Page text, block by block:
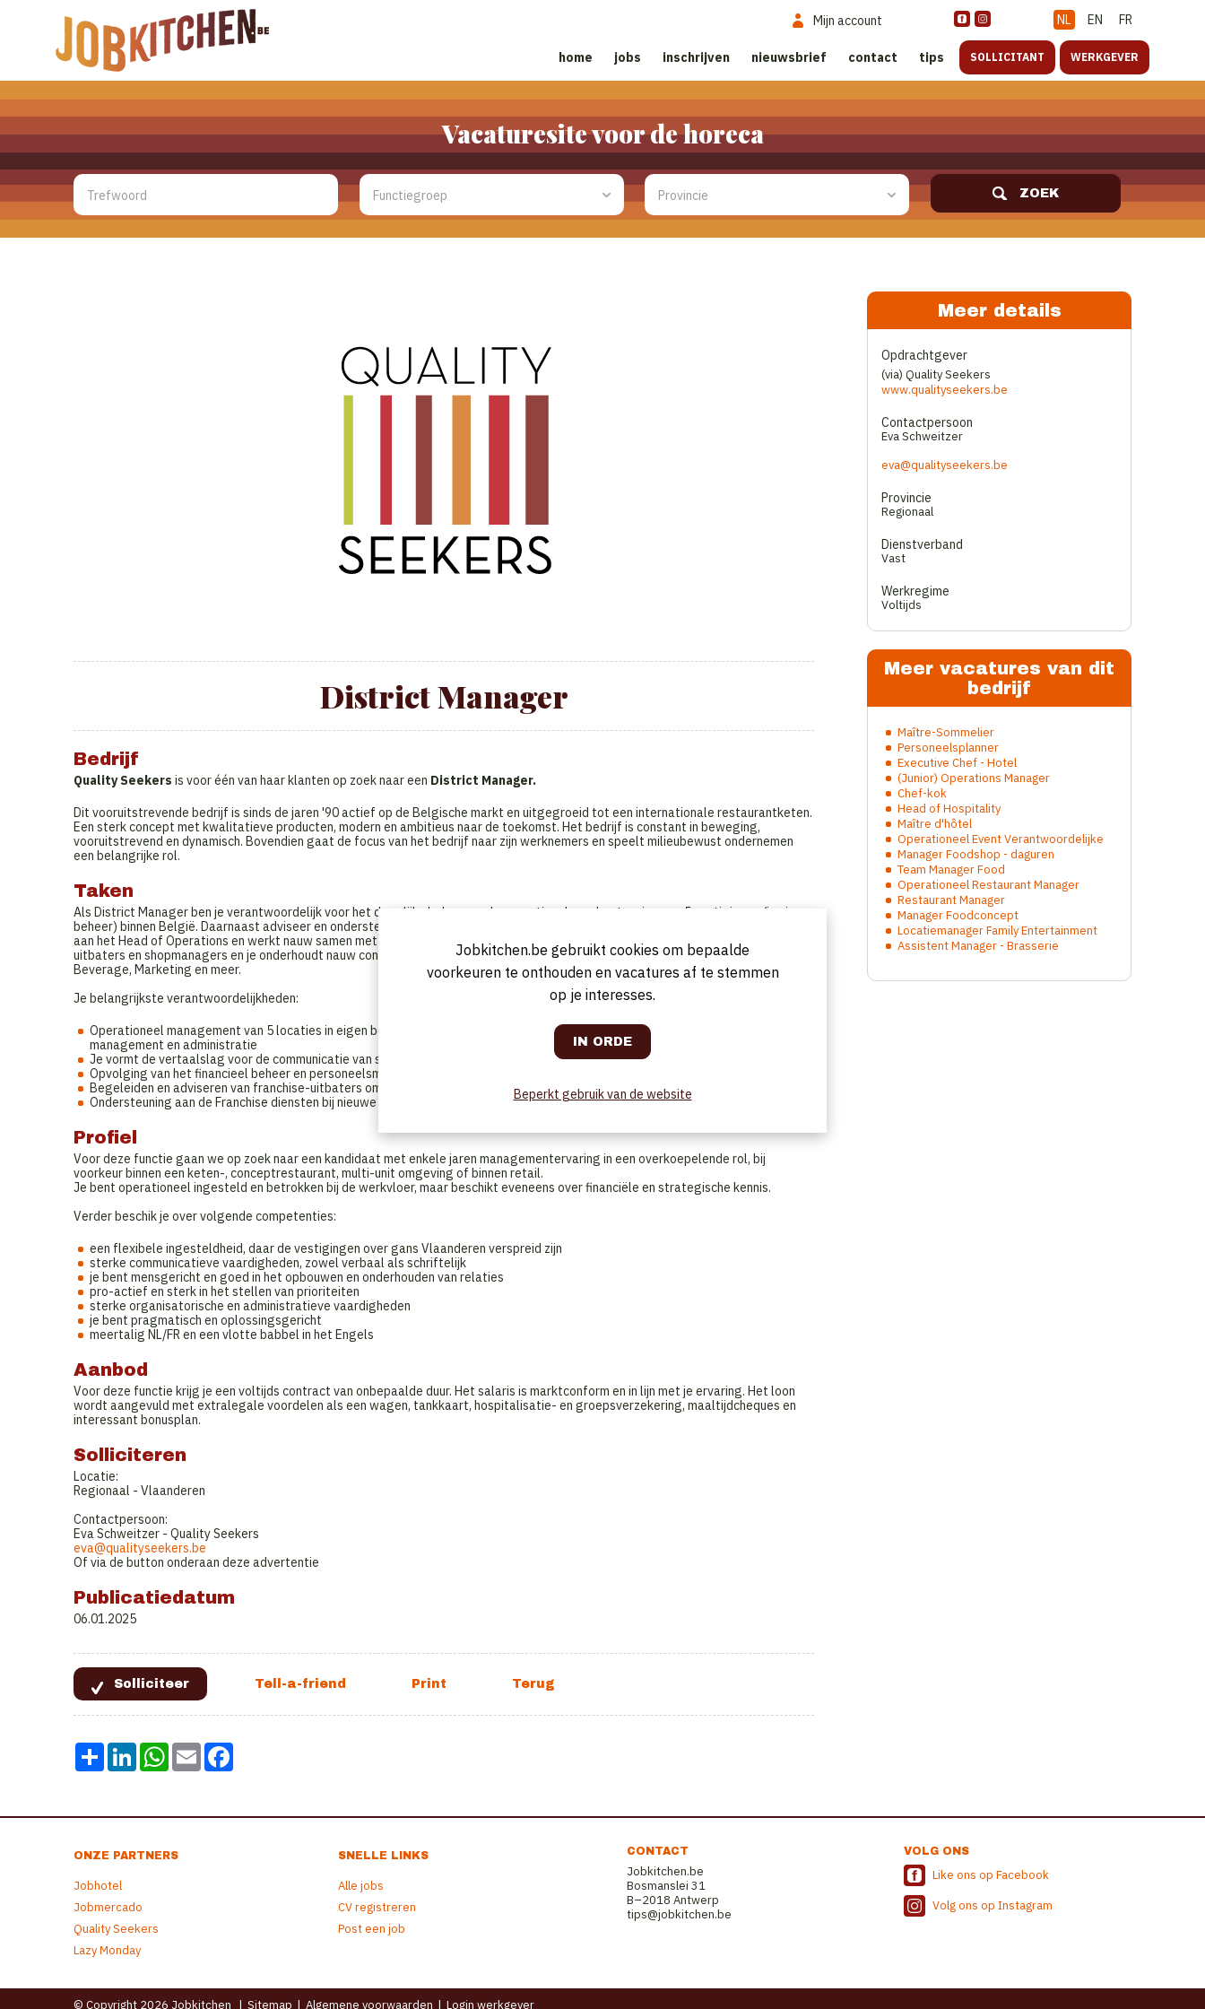
NL EN FR
Mijn account
home jobs inschrijven nieuwsbrief contact tips SOLLICITANT WERKGEVER
Vacaturesite voor de horeca
ZOEK
District Manager
Bedrijf
Quality Seekers is voor één van haar klanten op zoek naar een District Manager.
Dit vooruitstrevende bedrijf is sinds de jaren '90 actief op de Belgische markt en uitgegroeid tot een internationale restaurantketen.
Een sterk concept met kwalitatieve producten, modern en ambitieus naar de toekomst. Het bedrijf is constant in beweging,
vooruitstrevend en dynamisch. Bovendien gaat de focus van het bedrijf naar zijn werknemers en speelt milieubewust ondernemen
een belangrijke rol.
Taken
Als District Manager ben je verantwoordelijk voor het dagelijks beheer en de operationele ondersteuning van 5 vestigingen (in eigen
beheer) binnen België. Daarnaast adviseer en ondersteun je enkele Belgische franchise-uitbatingen. Je rapporteert rechtstreeks
aan het Head of Operations en werkt nauw samen met de Franchise-diensten. Je bent het eerste aanspreekpunt voor franchise-
uitbaters en shopmanagers en je onderhoudt nauw contact met interne afdelingen zoals Aankoop, Facilitaire diensten, Food &
Beverage, Marketing en meer.
Je belangrijkste verantwoordelijkheden:
Operationeel management van 5 locaties in eigen beheer. Je coacht de restaurantmanagers op vlak van kwaliteit, service,
management en administratie
Je vormt de vertaalslag voor de communicatie van strategie naar de operaties
Opvolging van het financieel beheer en personeelsmanagement
Begeleiden en adviseren van franchise-uitbaters om optimale resultaten te behalen
Ondersteuning aan de Franchise diensten bij nieuwe franchise-opportuniteiten in België
Profiel
Voor deze functie gaan we op zoek naar een kandidaat met enkele jaren managementervaring in een overkoepelende rol, bij
voorkeur binnen een keten-, conceptrestaurant, multi-unit omgeving of binnen retail.
Je bent operationeel ingesteld en betrokken bij de werkvloer, maar beschikt eveneens over financiële en strategische kennis.
Verder beschik je over volgende competenties:
een flexibele ingesteldheid, daar de vestigingen over gans Vlaanderen verspreid zijn
sterke communicatieve vaardigheden, zowel verbaal als schriftelijk
je bent mensgericht en goed in het opbouwen en onderhouden van relaties
pro-actief en sterk in het stellen van prioriteiten
sterke organisatorische en administratieve vaardigheden
je bent pragmatisch en oplossingsgericht
meertalig NL/FR en een vlotte babbel in het Engels
Aanbod
Voor deze functie krijg je een voltijds contract van onbepaalde duur. Het salaris is marktconform en in lijn met je ervaring. Het loon
wordt aangevuld met extralegale voordelen als een wagen, tankkaart, hospitalisatie- en groepsverzekering, maaltijdcheques en
interessant bonusplan.
Solliciteren
Locatie:
Regionaal - Vlaanderen
Contactpersoon:
Eva Schweitzer - Quality Seekers
eva@qualityseekers.be
Of via de button onderaan deze advertentie
Publicatiedatum
06.01.2025
Share LinkedInWhatsApp
Email
Meer details
Opdrachtgever
(via) Quality Seekers
www.qualityseekers.be
Contactpersoon
Eva Schweitzer
eva@qualityseekers.be
Provincie
Regionaal
Dienstverband
Vast
Werkregime
Voltijds
Meer vacatures van dit
bedrijf
Maître-Sommelier
Personeelsplanner
Executive Chef - Hotel
(Junior) Operations Manager
Chef-kok
Head of Hospitality
Maître d'hôtel
Operationeel Event Verantwoordelijke
Manager Foodshop - daguren
Team Manager Food
Operationeel Restaurant Manager
Restaurant Manager
Manager Foodconcept
Locatiemanager Family Entertainment
Assistent Manager - Brasserie
ONZE PARTNERS
Jobhotel
Jobmercado
Quality Seekers
Lazy Monday
SNELLE LINKS
Alle jobs
CV registreren
Post een job
CONTACT
Jobkitchen.be
Bosmanslei 31
B–2018 Antwerp
tips@jobkitchen.be
VOLG ONS
Like ons op Facebook
Volg ons op Instagram
© Copyright 2026 Jobkitchen | Sitemap | Algemene voorwaarden | Login werkgever
Jobkitchen.be gebruikt cookies om bepaalde
voorkeuren te onthouden en vacatures af te stemmen
op je interesses.
Beperkt gebruik van de website